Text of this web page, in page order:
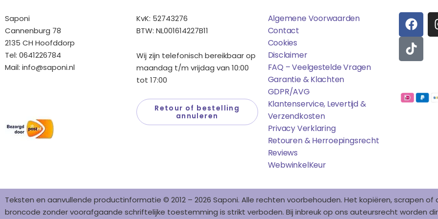
Saponi
Cannenburg 78
2135 CH Hoofddorp
Tel: 0641226784
Mail: info@saponi.nl
KvK: 52743276
BTW: NL001614227B11
Wij zijn telefonisch bereikbaar op
maandag t/m vrijdag van 10:00
tot 17:00
Retour of bestelling
annuleren
Algemene Voorwaarden
Contact
Cookies
Disclaimer
FAQ – Veelgestelde Vragen
Garantie & Klachten
GDPR/AVG
Klantenservice, Levertijd &
Verzendkosten
Privacy Verklaring
Retouren & Herroepingsrecht
Reviews
WebwinkelKEur
F
A
C
E
B
O
K
T
I
K
T
O
Teksten en aanvullende productinformatie © 2012 – 2026 Saponi. Alle rechten voorbehouden. Het kopiëren, scrapen
broncode zonder voorafgaande schriftelijke toestemming is strikt verboden. Bij inbreuk op ons auteursrecht worden